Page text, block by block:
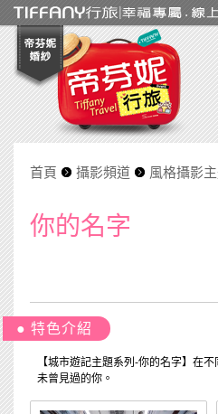
首頁 攝影頻道 風格攝影
你的名字
● 特色介紹
【城市遊記主題系列-你的名字】在
未曾見過的你。